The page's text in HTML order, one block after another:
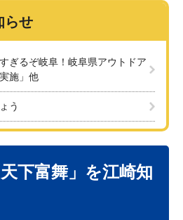
らせ
ぎるぞ岐阜！岐阜県アウトドア
施」他
う
下富舞」を江崎知